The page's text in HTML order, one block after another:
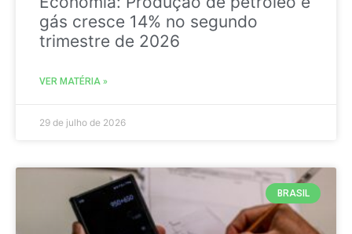
gás cresce 14% no segundo
trimestre de 2026
VER MATÉRIA »
29 de julho de 2026
BRASIL